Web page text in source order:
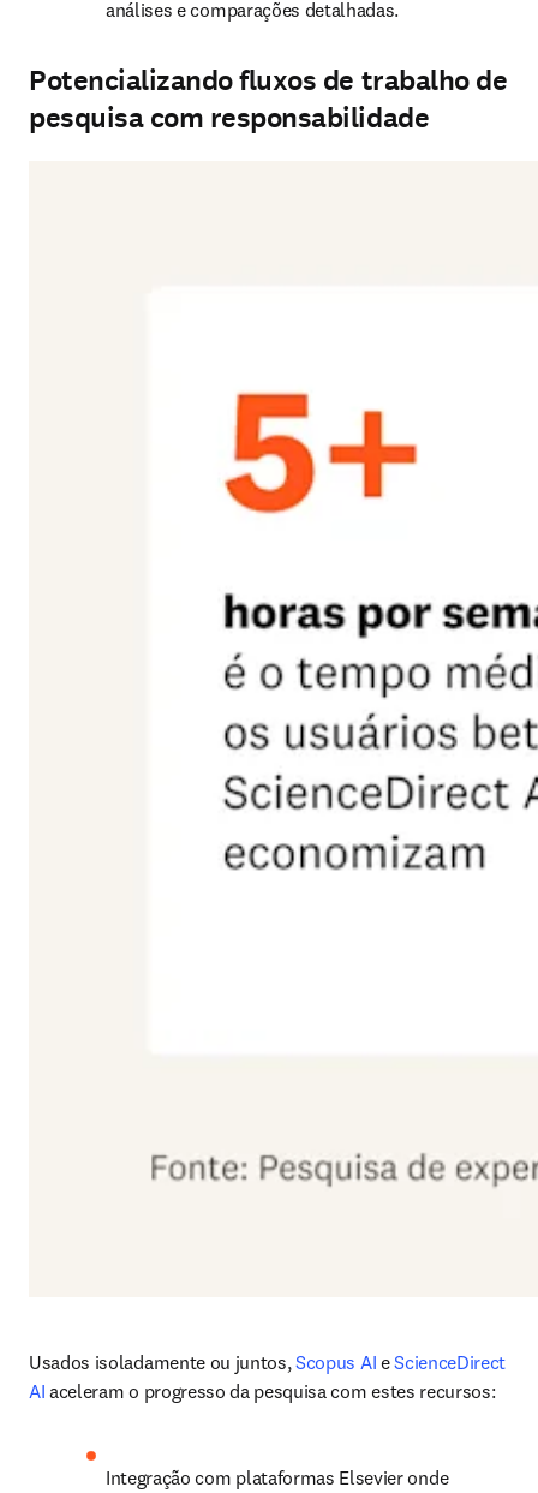
análises e comparações detalhadas.
Potencializando fluxos de trabalho de
pesquisa com responsabilidade
Usados isoladamente ou juntos, Scopus AI e ScienceDirect
AI aceleram o progresso da pesquisa com estes recursos:
Integração com plataformas Elsevier onde